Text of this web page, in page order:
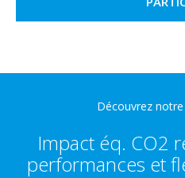
Découvrez
Impact éq. CO2
performances et